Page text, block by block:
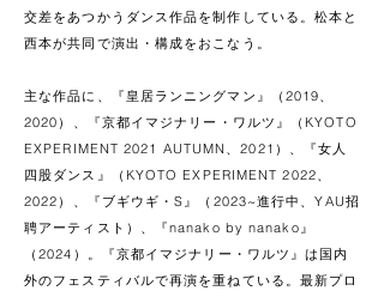
交差をあつかうダンス作品を制作している。松本と
西本が共同で演出・構成をおこなう。
主な作品に、『皇居ランニングマン』（2019、
2020）、『京都イマジナリー・ワルツ』（KYOTO
EXPERIMENT 2021 AUTUMN、2021）、『女人
四股ダンス』（KYOTO EXPERIMENT 2022、
2022）、『ブギウギ・S』（2023~進行中、YAU招
聘アーティスト）、『nanako by nanako』
（2024）。『京都イマジナリー・ワルツ』は国内
外のフェスティバルで再演を重ねている。最新プロ